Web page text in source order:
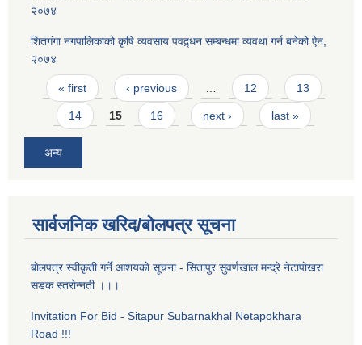
२०७४
शितगंगा नगपालिकाको कृषि व्यवसाय पवद्र्धन सम्बन्धमा व्यवथा गर्न बनेको ऐन,
२०७४
Pages
« first ‹ previous 12 13
14 15 16 next › last »
अन्य
सार्वजनिक खरिद/बोलपत्र सूचना
बाेलपत्र स्वीकृती गर्ने आशयकाे सूचना - सितापुर सुवर्णखाल मन्द्रे नेटापाेखरा
सडक स्तराेन्नती ।।।
Invitation For Bid - Sitapur Subarnakhal Netapokhara
Road !!!